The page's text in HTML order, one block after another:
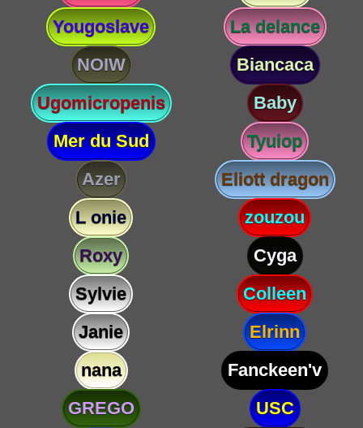
Yougoslave
La delance
NOIW
Biancaca
Ugomicropenis
Baby
Mer du Sud
Tyuiop
Azer
Eliott dragon
L onie
zouzou
Roxy
Cyga
Sylvie
Colleen
Janie
Elrinn
nana
Fanckeen'v
GREGO
USC